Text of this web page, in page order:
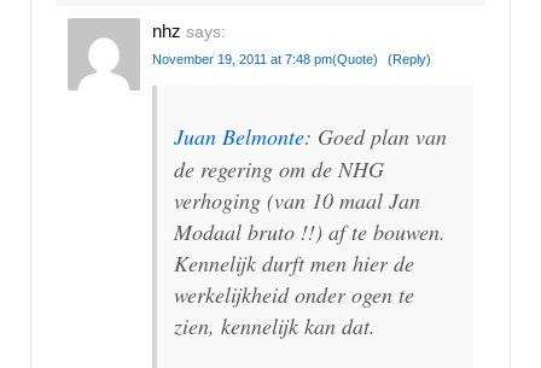
nhz says:
November 19, 2011 at 7:48 pm(Quote) (Reply)
Juan Belmonte: Goed plan van
de regering om de NHG
verhoging (van 10 maal Jan
Modaal bruto !!) af te bouwen.
Kennelijk durft men hier de
werkelijkheid onder ogen te
zien, kennelijk kan dat.